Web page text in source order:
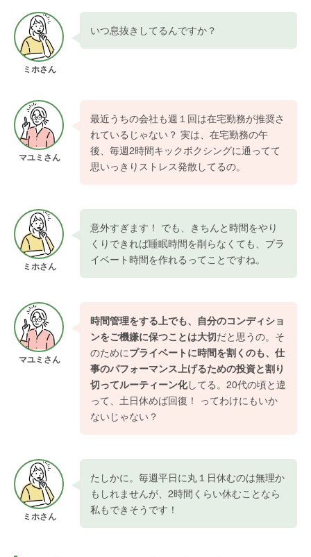
ミホさん
いつ息抜きしてるんですか？
マユミさん
最近うちの会社も週１回は在宅勤務が推奨さ
れているじゃない？ 実は、在宅勤務の午
後、毎週2時間キックボクシングに通ってて
思いっきりストレス発散してるの。
ミホさん
意外すぎます！ でも、きちんと時間をやり
くりできれば睡眠時間を削らなくても、プラ
イベート時間を作れるってことですね。
マユミさん
時間管理をする上でも、自分のコンディショ
ンをご機嫌に保つことは大切だと思うの。そ
のためにプライベートに時間を割くのも、仕
事のパフォーマンス上げるための投資と割り
切ってルーティーン化してる。20代の頃と違
って、土日休めば回復！ ってわけにもいか
ないじゃない？
ミホさん
たしかに。毎週平日に丸１日休むのは無理か
もしれませんが、2時間くらい休むことなら
私もできそうです！